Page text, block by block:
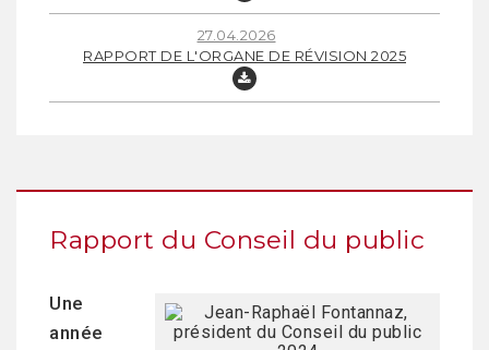
27.04.2026
RAPPORT DE L'ORGANE DE RÉVISION 2025
Rapport du Conseil du public
Une
année